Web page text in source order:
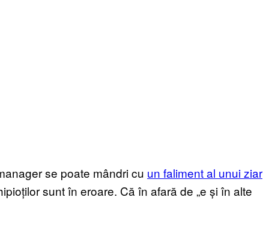
se poate mândri cu un faliment al unui ziar
sunt în eroare. Că în afară de „e și în alte